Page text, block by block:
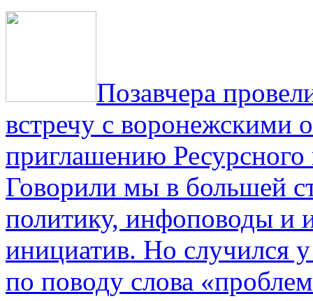
Позавчера
встречу с воронежскими
приглашению
Говорили мы в большей
политику, инфоповоды
инициатив. Но случился
по поводу слова